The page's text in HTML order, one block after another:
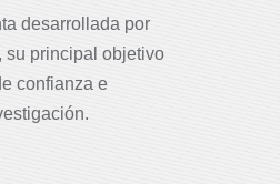
desarrollada por
su principal objetivo
confianza e